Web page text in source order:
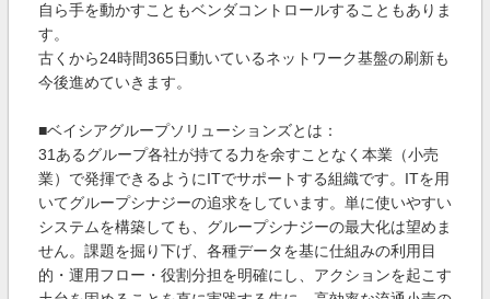
自ら手を動かすこともベンダコントロールすることもありま
す。
古くから24時間365日動いているネットワーク基盤の刷新も
今後進めていきます。
■ベイシアグループソリューションズとは：
31あるグループ各社が持てる力を余すことなく本業（小売
業）で発揮できるようにITでサポートする組織です。ITを用
いてグループシナジーの追求をしています。単に使いやすい
システムを構築しても、グループシナジーの最大化は望めま
せん。課題を掘り下げ、各種データを基に仕組みの利用目
的・運用フロー・役割分担を明確にし、アクションを起こす